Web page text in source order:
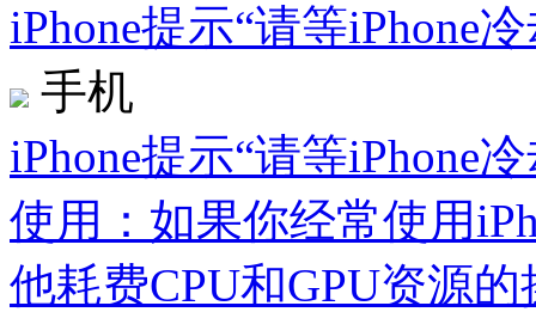
iPhone提示“请等iPhone
手机
iPhone提示“请等iPhone
使用：如果你经常使用
他耗费CPU和GPU资源